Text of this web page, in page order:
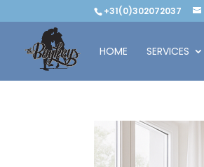
+31(0)302072037
HOME SERVICES